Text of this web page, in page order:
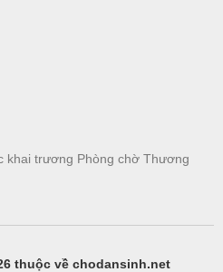
khai trương Phòng chờ Thương
thuộc về chodansinh.net